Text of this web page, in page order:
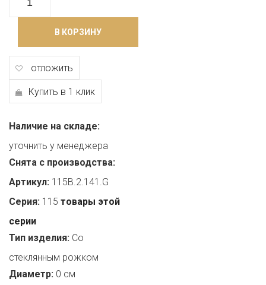
В КОРЗИНУ
отложить
Купить в 1 клик
Наличие на складе:
уточнить у менеджера
Снята с производства:
Артикул: 115B.2.141.G
Серия: 115 товары этой
серии
Тип изделия: Со
стеклянным рожком
Диаметр: 0 см